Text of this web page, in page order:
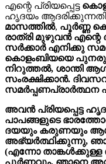
എന്റെ പ്രിയപ്പെട്ട
ഹൃദയം
മാസത്തിൽ, പൂർണ്ണ
രാത്രി മുഴുവൻ എന്റെ
സർക്കാർ എനിക്കു
കൊളംബിയയെ
നിറുത്തൽ, ശാന്തി
സംരക്ഷിക്കാൻ.
സമർപ്പണപ്രാർത്ഥന
അവൻ പ്രിയപ്പെട്ട
പാപങ്ങളുടെ
ദയയും കരുണയും
അഭ്യർത്ഥിക്കുന്നു,
(എന്നോ താങ്കൾക്കുള്ള